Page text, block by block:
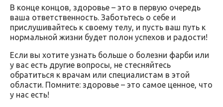
В конце концов, здоровье – это в первую очередь
ваша ответственность. Заботьтесь о себе и
прислушивайтесь к своему телу, и пусть ваш путь к
нормальной жизни будет полон успехов и радости!
Если вы хотите узнать больше о болезни фарби или
у вас есть другие вопросы, не стесняйтесь
обратиться к врачам или специалистам в этой
области. Помните: здоровье – это самое ценное, что
у нас есть!